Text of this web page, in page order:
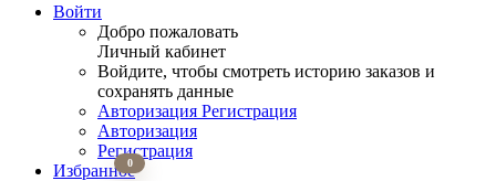
Войти
Добро пожаловать
Личный кабинет
Войдите, чтобы смотреть историю заказов и
сохранять данные
Авторизация Регистрация
Авторизация
Регистрация
Избранное
0